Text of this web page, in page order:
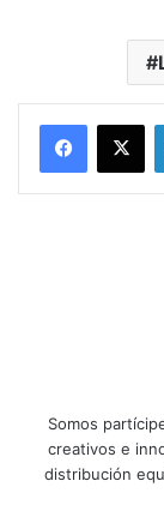
Somos
creativos e
distribución